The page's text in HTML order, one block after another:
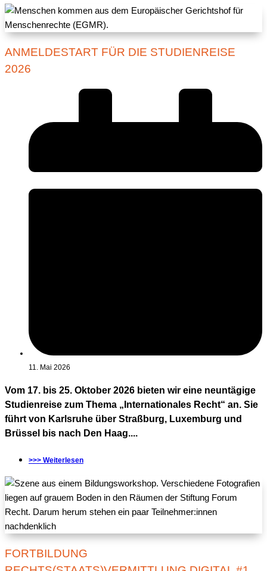
ANMELDESTART FÜR DIE STUDIENREISE
2026
11. Mai 2026
Vom 17. bis 25. Oktober 2026 bieten wir eine neuntägige
Studienreise zum Thema „Internationales Recht“ an. Sie
führt von Karlsruhe über Straßburg, Luxemburg und
Brüssel bis nach Den Haag....
>>> Weiterlesen
FORTBILDUNG